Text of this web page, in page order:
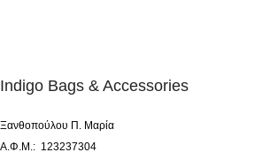
Indigo Bags & Accessories
Ξανθοπούλου Π. Μαρία
Α.Φ.Μ.: 123237304